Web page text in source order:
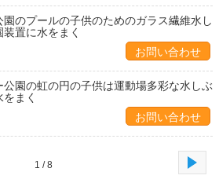
のプールの子供のためのガラス繊維水し
置に水をまく
お問い合わせ
公園の虹の円の子供は運動場多彩な水しぶ
まく
お問い合わせ
1 / 8